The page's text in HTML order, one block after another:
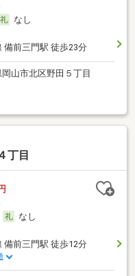
なし
備前三門駅 徒歩23分
岡山市北区野田５丁目
丁目
なし
備前三門駅 徒歩12分